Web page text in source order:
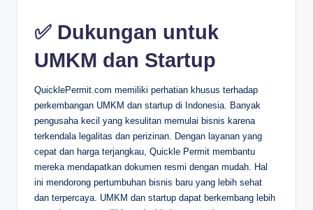
✅ Dukungan untuk
UMKM dan Startup
QuicklePermit.com memiliki perhatian khusus terhadap
perkembangan UMKM dan startup di Indonesia. Banyak
pengusaha kecil yang kesulitan memulai bisnis karena
terkendala legalitas dan perizinan. Dengan layanan yang
cepat dan harga terjangkau, Quickle Permit membantu
mereka mendapatkan dokumen resmi dengan mudah. Hal
ini mendorong pertumbuhan bisnis baru yang lebih sehat
dan terpercaya. UMKM dan startup dapat berkembang lebih